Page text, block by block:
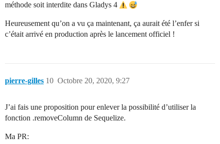
méthode soit interdite dans Gladys 4
Heureusement qu’on a vu ça maintenant, ça aurait été l’enfer si
c’était arrivé en production après le lancement officiel !
pierre-gilles Octobre 20, 2020, 9:27
10
J’ai fais une proposition pour enlever la possibilité d’utiliser la
fonction .removeColumn de Sequelize.
Ma PR: